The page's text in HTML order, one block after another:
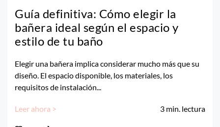
Guía definitiva: Cómo elegir la
bañera ideal según el espacio y
estilo de tu baño
Elegir una bañera implica considerar mucho más que su
diseño. El espacio disponible, los materiales, los
requisitos de instalación...
Leer ahora > 3 min. lectura